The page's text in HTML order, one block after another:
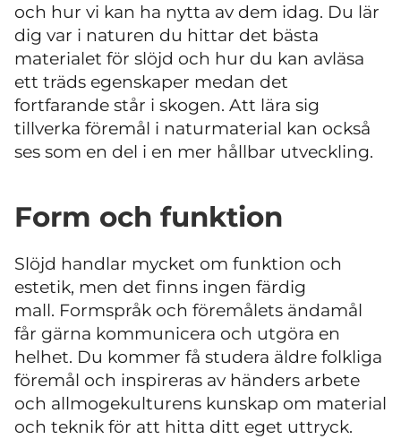
och hur vi kan ha nytta av dem idag. Du lär
dig var i naturen du hittar det bästa
materialet för slöjd och hur du kan avläsa
ett träds egenskaper medan det
fortfarande står i skogen. Att lära sig
tillverka föremål i naturmaterial kan också
ses som en del i en mer hållbar utveckling.
Form och funktion
Slöjd handlar mycket om funktion och
estetik, men det finns ingen färdig
mall. Formspråk och föremålets ändamål
får gärna kommunicera och utgöra en
helhet. Du kommer få studera äldre folkliga
föremål och inspireras av händers arbete
och allmogekulturens kunskap om material
och teknik för att hitta ditt eget uttryck.